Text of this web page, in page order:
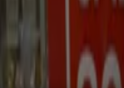
Angebote für
Braunschweig
Neu